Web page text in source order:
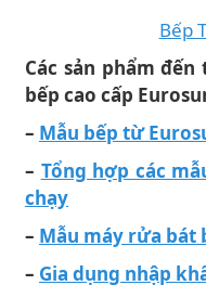
Bếp
Các sản phẩm
bếp cao cấp
– Mẫu bếp từ
– Tổng hợp các
chạy
– Mẫu máy rửa bát
– Gia dụng nhập